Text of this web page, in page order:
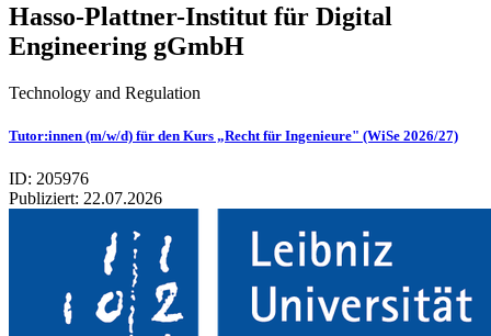
Hasso-Plattner-Institut für Digital
Engineering gGmbH
Technology and Regulation
Tutor:innen (m/w/d) für den Kurs „Recht für Ingenieure" (WiSe 2026/27)
ID: 205976
Publiziert: 22.07.2026